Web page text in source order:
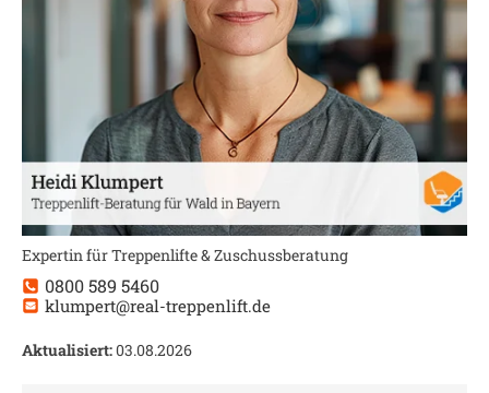
Expertin für Treppenlifte & Zuschussberatung
0800 589 5460
klumpert@real-treppenlift.de
Aktualisiert:03.08.2026